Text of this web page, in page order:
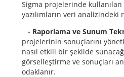
Sigma projelerinde kullanılan
yazılımların veri analizindeki
- Raporlama ve Sunum
projelerinin sonuçlarını
nasıl etkili bir şekilde
görselleştirme ve sonuçları
odaklanır.